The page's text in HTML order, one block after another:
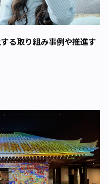
る取り組み事例や推進す